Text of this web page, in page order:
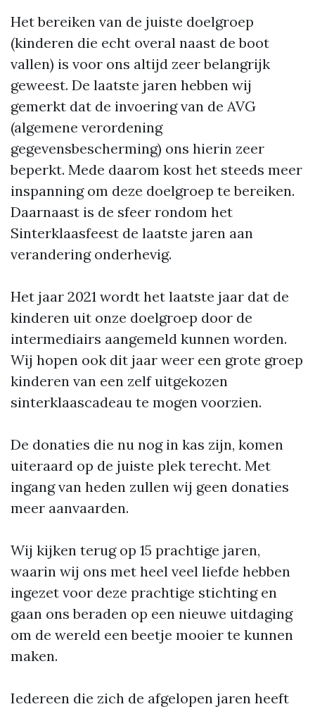
Het bereiken van de juiste doelgroep
(kinderen die echt overal naast de boot
vallen) is voor ons altijd zeer belangrijk
geweest. De laatste jaren hebben wij
gemerkt dat de invoering van de AVG
(algemene verordening
gegevensbescherming) ons hierin zeer
beperkt. Mede daarom kost het steeds meer
inspanning om deze doelgroep te bereiken.
Daarnaast is de sfeer rondom het
Sinterklaasfeest de laatste jaren aan
verandering onderhevig.
Het jaar 2021 wordt het laatste jaar dat de
kinderen uit onze doelgroep door de
intermediairs aangemeld kunnen worden.
Wij hopen ook dit jaar weer een grote groep
kinderen van een zelf uitgekozen
sinterklaascadeau te mogen voorzien.
De donaties die nu nog in kas zijn, komen
uiteraard op de juiste plek terecht. Met
ingang van heden zullen wij geen donaties
meer aanvaarden.
Wij kijken terug op 15 prachtige jaren,
waarin wij ons met heel veel liefde hebben
ingezet voor deze prachtige stichting en
gaan ons beraden op een nieuwe uitdaging
om de wereld een beetje mooier te kunnen
maken.
Iedereen die zich de afgelopen jaren heeft